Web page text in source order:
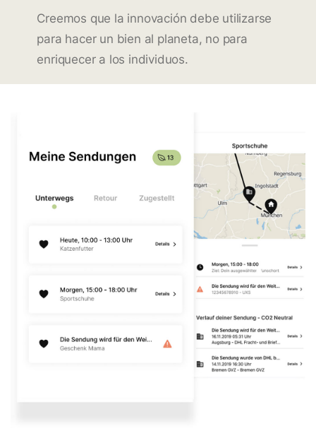
Creemos que la innovación debe utilizarse
para hacer un bien al planeta, no para
enriquecer a los individuos.